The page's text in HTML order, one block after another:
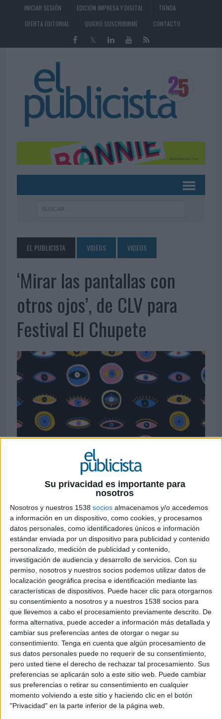
Su privacidad es importante para
nosotros
Nosotros y nuestros 1538 socios almacenamos y/o accedemos
a información en un dispositivo, como cookies, y procesamos
datos personales, como identificadores únicos e información
estándar enviada por un dispositivo para publicidad y contenido
personalizado, medición de publicidad y contenido,
investigación de audiencia y desarrollo de servicios. Con su
permiso, nosotros y nuestros socios podemos utilizar datos de
localización geográfica precisa e identificación mediante las
características de dispositivos. Puede hacer clic para otorgarnos
su consentimiento a nosotros y a nuestros 1538 socios para
que llevemos a cabo el procesamiento previamente descrito. De
forma alternativa, puede acceder a información más detallada y
cambiar sus preferencias antes de otorgar o negar su
consentimiento. Tenga en cuenta que algún procesamiento de
sus datos personales puede no requerir de su consentimiento,
pero usted tiene el derecho de rechazar tal procesamiento. Sus
preferencias se aplicarán solo a este sitio web. Puede cambiar
sus preferencias o retirar su consentimiento en cualquier
momento volviendo a este sitio y haciendo clic en el botón
"Privacidad" en la parte inferior de la página web.
INICIAR SESIÓN EDICIÓN IMPRESA Y DIGITAL
TIENDA
OFERTA EDITORIAL
QUIERO SUSCRIBIRME CONTACTO
EL PUBLICISTA VIDEOS VIDEOS
‘Mirar las pantallas con
otros ojos’, de CLV para
Festival El Chupete
18 DE JUNIO DE 2026
FICHA TECNICA
Anunciante: Festival El Chupete
Campaña: imagen 2026
Equipo cliente: Christian Haltermann, Alba